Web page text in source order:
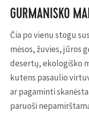
GURMANIŠKO
Čia po vienu stogu
mėsos, žuvies, jūros
desertų, ekologiško
kutens pasaulio
ar pagaminti
paruoši